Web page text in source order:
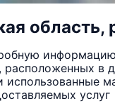
область,
в
использованные
услуг